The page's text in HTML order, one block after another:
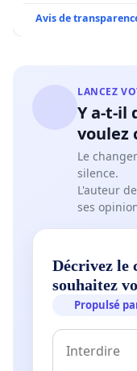
Avis de
LANCEZ
Y a-t-il
voulez
Le
silence.
L'auteur
ses
Décrivez le
souhaitez
Propulsé